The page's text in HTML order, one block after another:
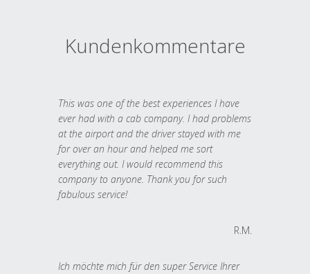
Kundenkommentare
This was one of the best experiences I have
ever had with a cab company. I had problems
at the airport and the driver stayed with me
for over an hour and helped me sort
everything out. I would recommend this
company to anyone. Thank you for such
fabulous service!
R.M.
Ich möchte mich für den super Service Ihrer